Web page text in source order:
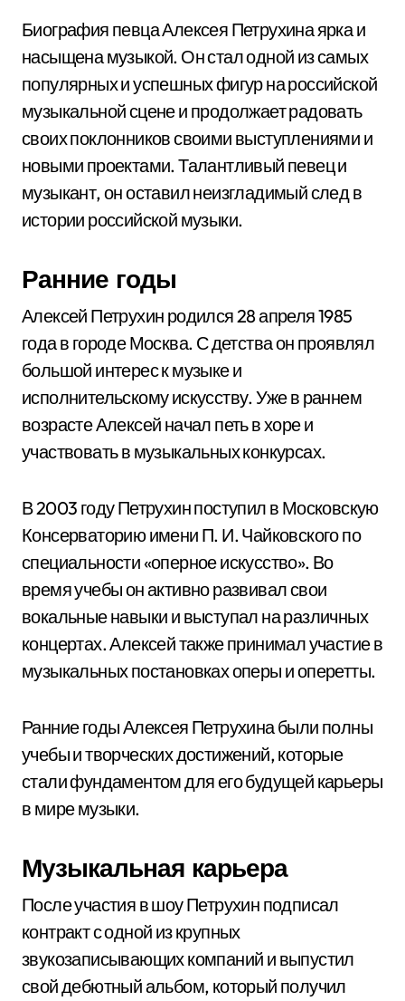
Биография певца Алексея Петрухина ярка и
насыщена музыкой. Он стал одной из самых
популярных и успешных фигур на российской
музыкальной сцене и продолжает радовать
своих поклонников своими выступлениями и
новыми проектами. Талантливый певец и
музыкант, он оставил неизгладимый след в
истории российской музыки.
Ранние годы
Алексей Петрухин родился 28 апреля 1985
года в городе Москва. С детства он проявлял
большой интерес к музыке и
исполнительскому искусству. Уже в раннем
возрасте Алексей начал петь в хоре и
участвовать в музыкальных конкурсах.
В 2003 году Петрухин поступил в Московскую
Консерваторию имени П. И. Чайковского по
специальности «оперное искусство». Во
время учебы он активно развивал свои
вокальные навыки и выступал на различных
концертах. Алексей также принимал участие в
музыкальных постановках оперы и оперетты.
Ранние годы Алексея Петрухина были полны
учебы и творческих достижений, которые
стали фундаментом для его будущей карьеры
в мире музыки.
Музыкальная карьера
После участия в шоу Петрухин подписал
контракт с одной из крупных
звукозаписывающих компаний и выпустил
свой дебютный альбом, который получил